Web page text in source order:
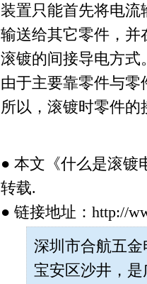
装置只能首先将电
输送给其它零件，并
滚镀的间接导电方式
由于主要靠零件与
所以，滚镀时零件
● 本文《什么是滚镀
转载.
● 链接地址：http://
深圳市合航五金
宝安区沙井，